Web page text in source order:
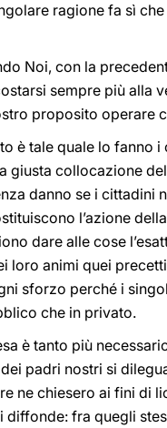
ragione fa sì
Noi, con la
sempre più alla
proposito operare
è tale quale lo fanno
giusta collocazione
danno se i cittadini
l’azione
dare alle cose
loro animi quei
sforzo perché i
che in privato.
è tanto più
padri nostri si
ne chiesero ai fini di
diffonde: fra quegli